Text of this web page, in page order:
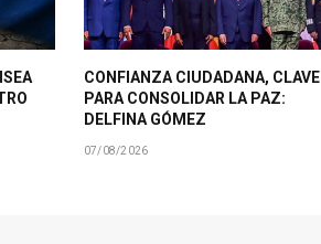
CONFIANZA CIUDADANA, CLAVE
PARA CONSOLIDAR LA PAZ:
DELFINA GÓMEZ
07/08/2026